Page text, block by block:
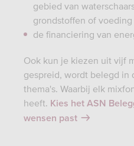
gebied van
grondstoffen of voeding
de financiering van
Ook kun je kiezen uit vijf
gespreid, wordt belegd in
thema's. Waarbij elk
heeft. Kies het ASN
wensen past